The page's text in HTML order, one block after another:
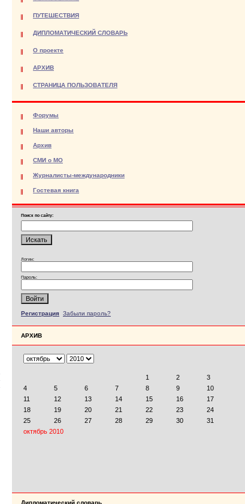
ПУТЕШЕСТВИЯ
ДИПЛОМАТИЧЕСКИЙ СЛОВАРЬ
О проекте
АРХИВ
СТРАНИЦА ПОЛЬЗОВАТЕЛЯ
Форумы
Наши авторы
Архив
СМИ о МО
Журналисты-международники
Гостевая книга
Поиск по сайту:
Логин:
Пароль:
Регистрация Забыли пароль?
АРХИВ
Дипломатический словарь